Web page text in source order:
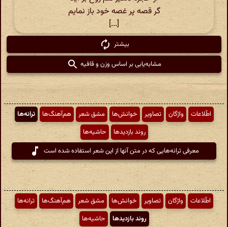
گر قصه پر غصه خود باز نمایم
[...]
بیشتر
مشابه‌یابی بر اساس وزن و قافیه
اطّلاعات واژگان تصاویر خوانش‌ها مشق شعر هم‌آهنگ‌ها
ترانه‌ها
روند بازدیدها
حاشیه‌ها
معرفی ترانه‌هایی که در متن آنها از این شعر استفاده شده است
اطّلاعات واژگان تصاویر خوانش‌ها مشق شعر هم‌آهنگ‌ها
ترانه‌ها
روند بازدیدها
حاشیه‌ها